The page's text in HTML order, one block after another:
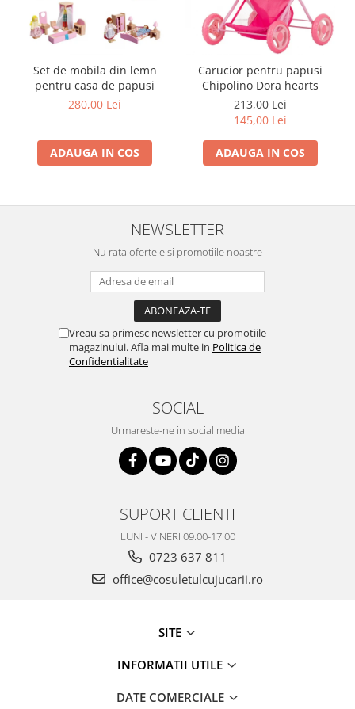
Set de mobila din lemn
pentru casa de papusi
280,00 Lei
ADAUGA IN COS
Carucior pentru papusi
Chipolino Dora hearts
213,00 Lei
145,00 Lei
ADAUGA IN COS
NEWSLETTER
Nu rata ofertele si promotiile noastre
Vreau sa primesc newsletter cu promotiile
magazinului. Afla mai multe in Politica de
Confidentialitate
SOCIAL
Urmareste-ne in social media
SUPORT CLIENTI
LUNI - VINERI 09.00-17.00
0723 637 811
office@cosuletulcujucarii.ro
SITE
INFORMATII UTILE
DATE COMERCIALE